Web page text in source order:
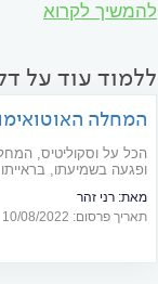
להמשיך לקרוא
ללמוד עוד על
המחלה
הכל על וסקוליטיס,
ופגעה בשמיעתו,
מאת: רני זהר
תאריך פרסום: 10/08/2022